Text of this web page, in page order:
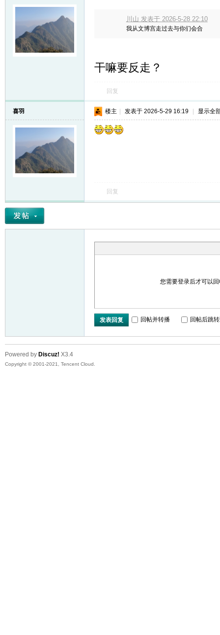
川山 发表于 2026-5-28 22:10
我从文博宫走过去与你们会合
干嘛要反走？
回复
喜羽 楼主 发表于 2026-5-29 16:19 显示全
回复
您需要登录后才可以
发表回复 回帖并转播 回帖后跳
Powered by Discuz! X3.4
Copyright © 2001-2021, Tencent Cloud.